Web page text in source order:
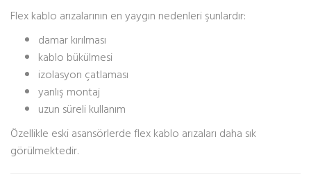
Flex kablo arızalarının en yaygın nedenleri şunlardır:
damar kırılması
kablo bükülmesi
izolasyon çatlaması
yanlış montaj
uzun süreli kullanım
Özellikle eski asansörlerde flex kablo arızaları daha sık
görülmektedir.